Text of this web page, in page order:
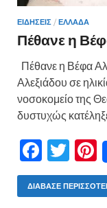
ΕΙΔΗΣΕΙΣ / ΕΛΛΑΔΑ
Πέθανε η
Πέθανε η Βέφα
Αλεξιάδου σε
νοσοκομείο της
δυστυχώς
F
ac
e
T
w
itt
ΔΙΆΒΑΣΕ